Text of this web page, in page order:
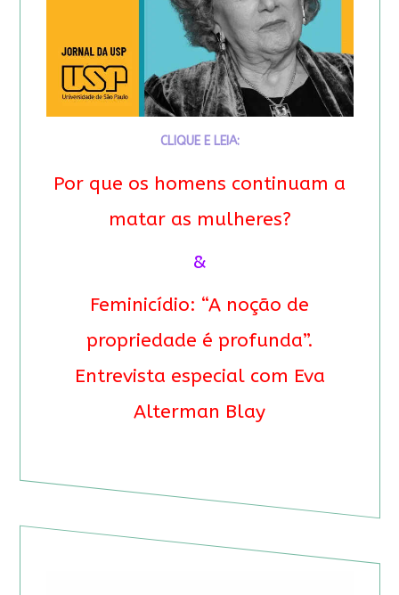
CLIQUE E LEIA:
Por que os homens continuam a
matar as mulheres?
&
Feminicídio: “A noção de
propriedade é profunda”.
Entrevista especial com Eva
Alterman Blay